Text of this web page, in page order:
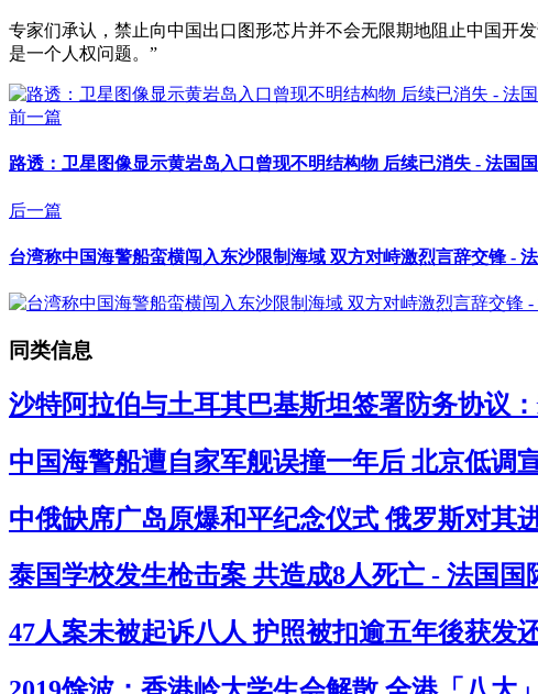
专家们承认，禁止向中国出口图形芯片并不会无限期地阻止中国开
是一个人权问题。”
前一篇
路透：卫星图像显示黄岩岛入口曾现不明结构物 后续已消失 - 法国
后一篇
台湾称中国海警船蛮横闯入东沙限制海域 双方对峙激烈言辞交锋 -
同类信息
沙特阿拉伯与土耳其巴基斯坦签署防务协议
中国海警船遭自家军舰误撞一年后 北京低调
中俄缺席广岛原爆和平纪念仪式 俄罗斯对其
泰国学校发生枪击案 共造成8人死亡 - 法国国
47人案未被起诉八人 护照被扣逾五年後获发